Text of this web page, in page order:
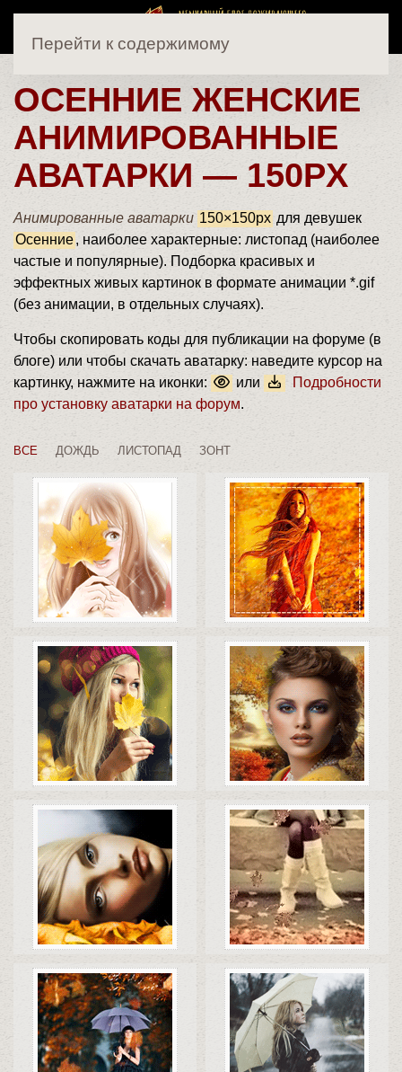
Перейти к содержимому
ОСЕННИЕ ЖЕНСКИЕ
АНИМИРОВАННЫЕ
АВАТАРКИ — 150PX
Анимированные аватарки 150×150px для девушек
Осенние, наиболее характерные: листопад (наиболее
частые и популярные). Подборка красивых и
эффектных живых картинок в формате анимации *.gif
(без анимации, в отдельных случаях).
Чтобы скопировать коды для публикации на форуме (в
блоге) или чтобы скачать аватарку: наведите курсор на
картинку, нажмите на иконки:
или
Подробности
про установку аватарки на форум.
ВСЕ ДОЖДЬ ЛИСТОПАД ЗОНТ
Коды Скачать Коды Скачать
Коды Скачать Коды Скачать
Коды Скачать Коды Скачать